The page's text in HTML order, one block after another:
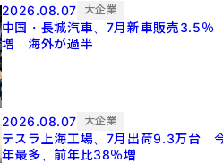
2026.08.07 大企業
中国・長城汽車、7月新車販売3.5％
増 海外が過半
2026.08.07 大企業
テスラ上海工場、7月出荷9.3万台
年最多、前年比38％増